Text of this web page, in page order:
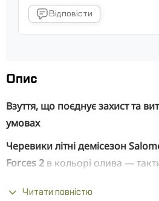
Відповісти
Опис
Взуття, що поєднує захист та
умовах
Черевики літні демісезон
Forces 2 в кольорі олива —
оснащене мембраною
Читати повністю